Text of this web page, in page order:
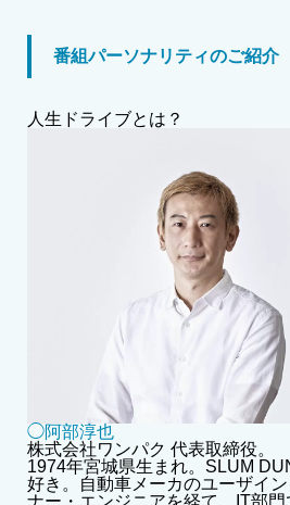
番組パーソナリティのご紹介
人生ドライブとは？
◯阿部淳也
株式会社ワンパク 代表取締役。
1974年宮城県生まれ。SLUM
好き。自動車メーカのユーザイ